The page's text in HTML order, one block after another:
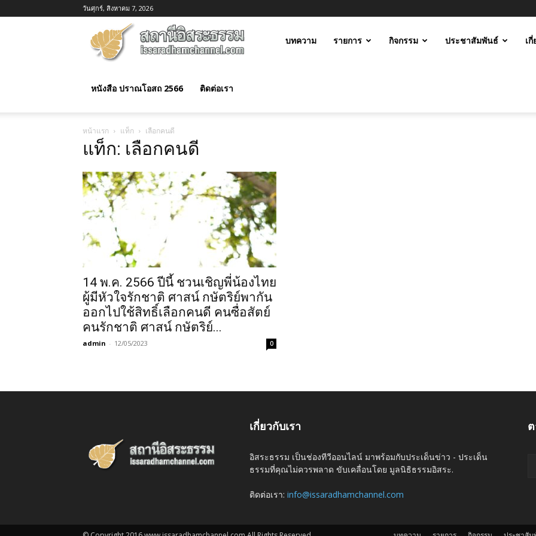
วันศุกร์, สิงหาคม 7, 2026
บทความ รายการ กิจกรรม ประชาสัมพันธ์ เ
หนังสือ ปราณโอสถ 2566 ติดต่อเรา
หน้าแรก แท็ก เลือกคนดี
แท็ก: เลือกคนดี
14 พ.ค. 2566 ปีนี้ ชวนเชิญพี่น้องไทย
ผู้มีหัวใจรักชาติ ศาสน์ กษัตริย์พากัน
ออกไปใช้สิทธิ์เลือกคนดี คนซื่อสัตย์
คนรักชาติ ศาสน์ กษัตริย์...
admin - 12/05/2023 0
เกี่ยวกับเรา
อิสระธรรม เป็นช่องทีวีออนไลน์ มาพร้อมกับประเด็นข่าว - ประเด็น
ธรรมที่คุณไม่ควรพลาด ขับเคลื่อนโดย มูลนิธิธรรมอิสระ.
ติดต่อเรา: info@issaradhamchannel.com